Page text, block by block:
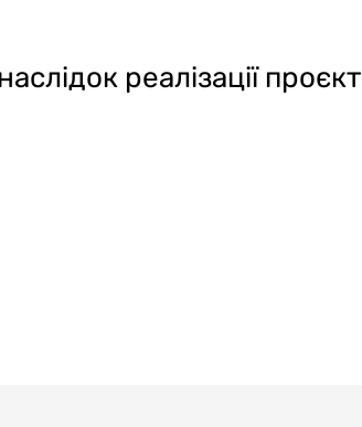
реалізації